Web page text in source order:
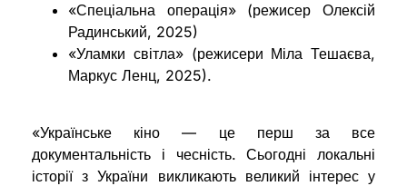
«Спеціальна операція» (режисер Олексій
Радинський, 2025)
«Уламки світла» (режисери Міла Тешаєва,
Маркус Ленц, 2025).
«Українське кіно — це перш за все
документальність і чесність. Сьогодні локальні
історії з України викликають великий інтерес у